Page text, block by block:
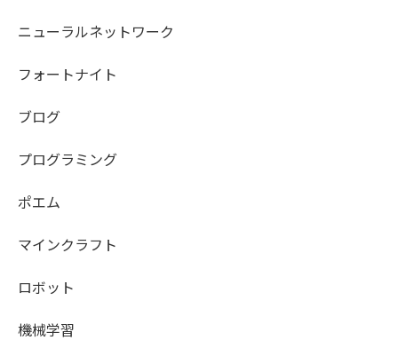
ニューラルネットワーク
フォートナイト
ブログ
プログラミング
ポエム
マインクラフト
ロボット
機械学習